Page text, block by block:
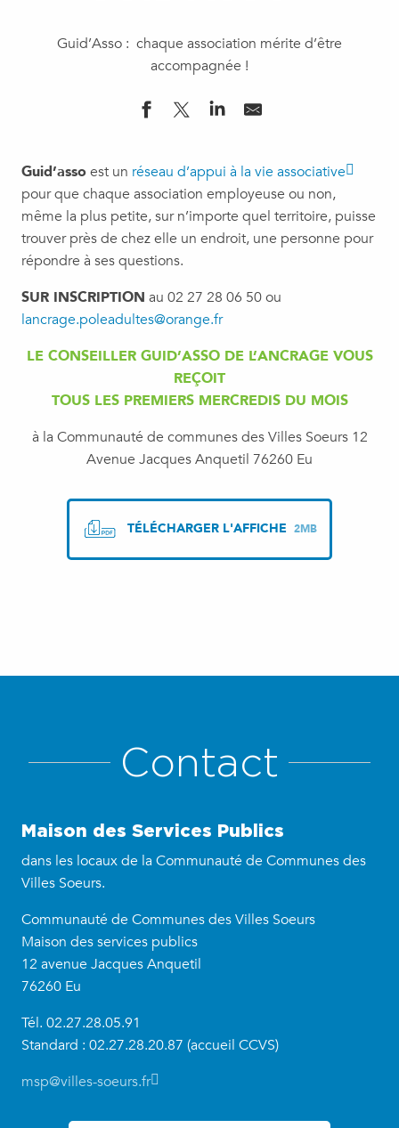
Guid’Asso : chaque association mérite d’être
accompagnée !
Guid’assoest un réseau d’appui à la vie associative
pour que chaque association employeuse ou non,
même la plus petite, sur n’importe quel territoire, puisse
trouver près de chez elle un endroit, une personne pour
répondre à ses questions.
SUR INSCRIPTION au 02 27 28 06 50 ou
lancrage.poleadultes@orange.fr
LE CONSEILLER GUID’ASSO DE L’ANCRAGE VOUS
REÇOIT
TOUS LES PREMIERS MERCREDIS DU MOIS
à la Communauté de communes des Villes Soeurs 12
Avenue Jacques Anquetil 76260 Eu
TÉLÉCHARGER L'AFFICHE 2MB
Contact
Maison des Services Publics
dans les locaux de la Communauté de Communes des
Villes Soeurs.
Communauté de Communes des Villes Soeurs
Maison des services publics
12 avenue Jacques Anquetil
76260 Eu
Tél. 02.27.28.05.91
Standard : 02.27.28.20.87 (accueil CCVS)
msp@villes-soeurs.fr